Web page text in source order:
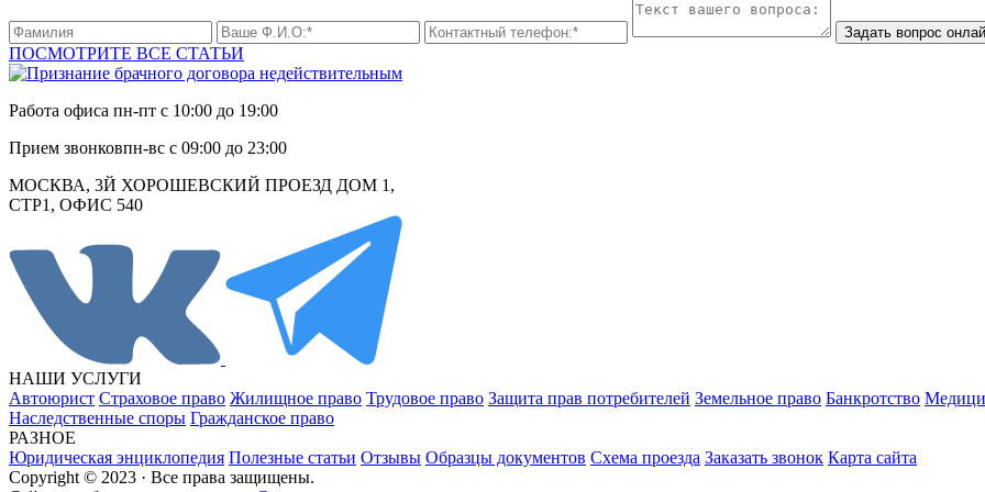
Задать вопрос
ПОСМОТРИТЕ ВСЕ СТАТЬИ
Работа офиса пн-пт с 10:00 до 19:00
Прием звонковпн-вс с 09:00 до 23:00
МОСКВА, 3Й ХОРОШЕВСКИЙ ПРОЕЗД ДОМ 1,
СТР1, ОФИС 540
НАШИ УСЛУГИ
Автоюрист Страховое право Жилищное право Трудовое право Защита прав потребителей Земельное право Банкротство
Наследственные споры Гражданское право
РАЗНОЕ
Юридическая энциклопедия Полезные статьи Отзывы Образцы документов Схема проезда Заказать звонок Карта сайта
Copyright © 2023 · Все права защищены.